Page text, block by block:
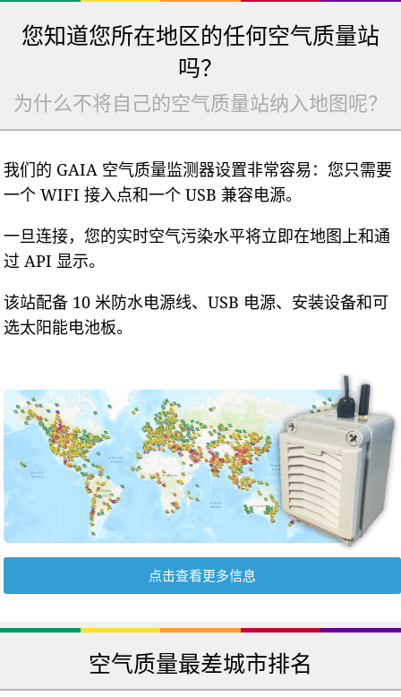
您知道您所在地区的任何空气质量站
吗？
为什么不将自己的空气质量站纳入地图呢？
我们的 GAIA 空气质量监测器设置非常容易：您只需要
一个 WIFI 接入点和一个 USB 兼容电源。
一旦连接，您的实时空气污染水平将立即在地图上和通
过 API 显示。
该站配备 10 米防水电源线、USB 电源、安装设备和可
选太阳能电池板。
点击查看更多信息
空气质量最差城市排名